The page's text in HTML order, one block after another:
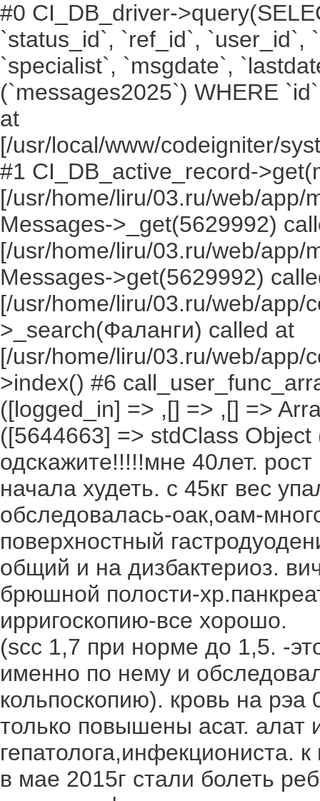
#0 CI_DB_driver-
`status_id`, `ref_id`, `user_id`,
`specialist`, `msgdate`,
(`messages2025`) WHERE
at
[/usr/local/www/codeigniter/
#1 CI_DB_active_record-
[/usr/home/liru/03.ru/web/app/
Messages->_get(5629992)
[/usr/home/liru/03.ru/web/app/
Messages->get(5629992)
[/usr/home/liru/03.ru/web/app/
>_search(Фаланги) called at
[/usr/home/liru/03.ru/web/app/
>index() #6
([logged_in] => ,[] => ,[] =>
([5644663] => stdClass
одскажите!!!!!мне 40лет.
начала худеть. с 45кг вес
обследовалась-оак,оам-
поверхностный
общий и на дизбактериоз.
брюшной полости-
ирригоскопию-все хорошо.
(scc 1,7 при норме до 1,5. -
именно по нему и
кольпоскопию). кровь на
только повышены асат. алат
гепатолога,инфекциониста.
в мае 2015г стали болеть